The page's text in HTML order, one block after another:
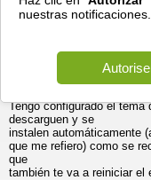
Esta mañana al encender
Un simpático mensajito
era una actualización del
Tengo configurado el
descarguen y se
instalen automáticamente
que me refiero) como se
que
también te va a reiniciar el